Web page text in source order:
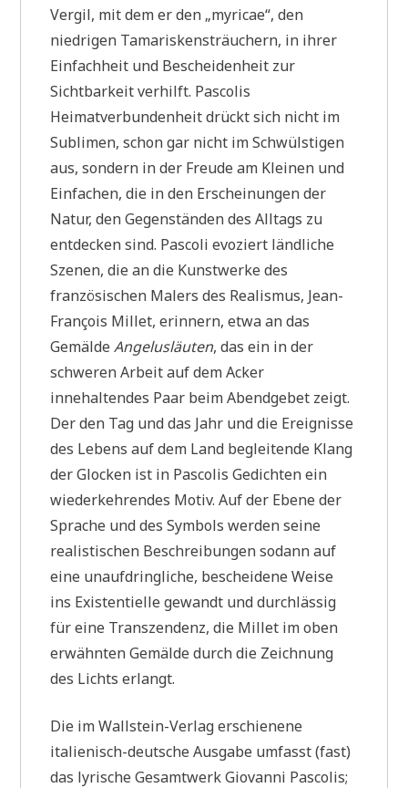
Vergil, mit dem er den „myricae“, den
niedrigen Tamariskensträuchern, in ihrer
Einfachheit und Bescheidenheit zur
Sichtbarkeit verhilft. Pascolis
Heimatverbundenheit drückt sich nicht im
Sublimen, schon gar nicht im Schwülstigen
aus, sondern in der Freude am Kleinen und
Einfachen, die in den Erscheinungen der
Natur, den Gegenständen des Alltags zu
entdecken sind. Pascoli evoziert ländliche
Szenen, die an die Kunstwerke des
französischen Malers des Realismus, Jean-
François Millet, erinnern, etwa an das
GemäldeAngelusläuten, das ein in der
schweren Arbeit auf dem Acker
innehaltendes Paar beim Abendgebet zeigt.
Der den Tag und das Jahr und die Ereignisse
des Lebens auf dem Land begleitende Klang
der Glocken ist in Pascolis Gedichten ein
wiederkehrendes Motiv. Auf der Ebene der
Sprache und des Symbols werden seine
realistischen Beschreibungen sodann auf
eine unaufdringliche, bescheidene Weise
ins Existentielle gewandt und durchlässig
für eine Transzendenz, die Millet im oben
erwähnten Gemälde durch die Zeichnung
des Lichts erlangt.
Die im Wallstein-Verlag erschienene
italienisch-deutsche Ausgabe umfasst (fast)
das lyrische Gesamtwerk Giovanni Pascolis;